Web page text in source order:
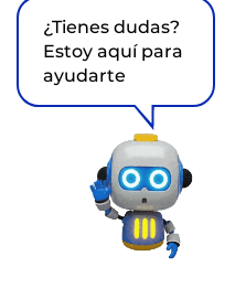
¿Tienes dudas?
Estoy aquí para
ayudarte